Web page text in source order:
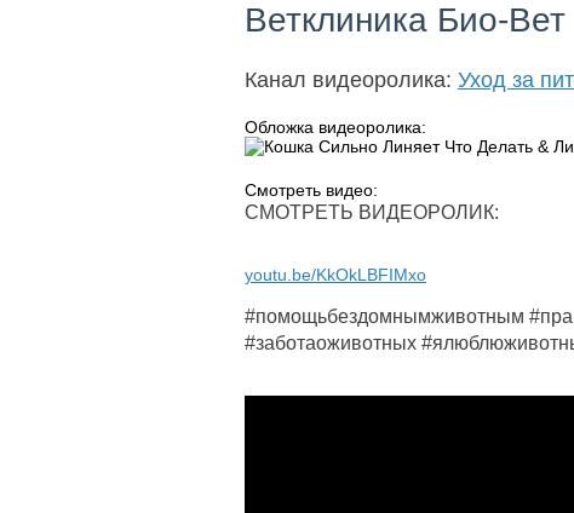
Ветклиника Био-Вет
Канал видеоролика: Уход за
Обложка видеоролика:
Смотреть видео:
СМОТРЕТЬ ВИДЕОРОЛИК:
youtu.be/KkOkLBFIMxo
#помощьбездомнымживотным
#заботаоживотных